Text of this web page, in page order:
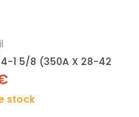
4-1 5/8 (350A X 28-42
stock